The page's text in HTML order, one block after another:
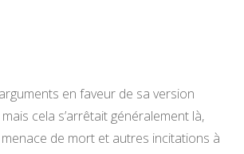
en faveur de sa version
cela s’arrêtait généralement là,
de mort et autres incitations à